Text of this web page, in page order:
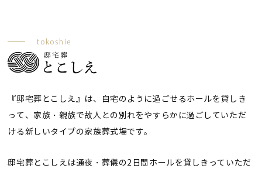
tokoshie
『邸宅葬とこしえ』は、自宅のように過ごせるホールを貸しき
って、家族・親族で故人との別れをやすらかに過ごしていただ
ける新しいタイプの家族葬式場です。
邸宅葬とこしえは通夜・葬儀の2日間ホールを貸しきっていただ